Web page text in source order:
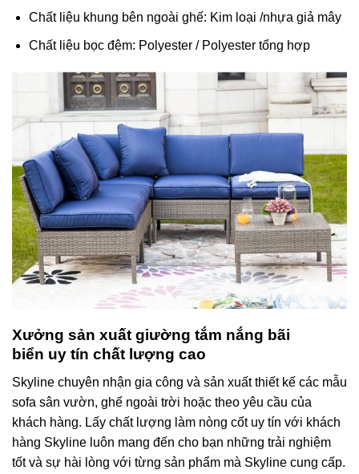
Chất liệu khung bên ngoài ghế: Kim loại /nhựa giả mây
Chất liệu bọc đệm: Polyester / Polyester tổng hợp
Xưởng sản xuất giường tắm nắng bãi
biển uy tín chất lượng cao
Skyline chuyên nhận gia công và sản xuất thiết kế các mẫu
sofa sân vườn, ghế ngoài trời hoặc theo yêu cầu của
khách hàng. Lấy chất lượng làm nòng cốt uy tín với khách
hàng Skyline luôn mang đến cho bạn những trải nghiệm
tốt và sự hài lòng với từng sản phẩm mà Skyline cung cấp.